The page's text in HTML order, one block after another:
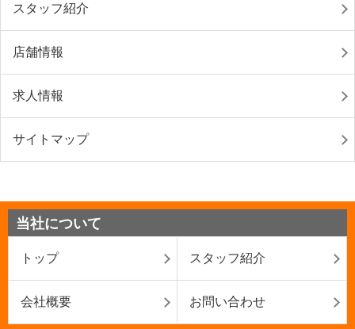
スタッフ紹介
店舗情報
求人情報
サイトマップ
当社について
トップ スタッフ紹介
会社概要 お問い合わせ